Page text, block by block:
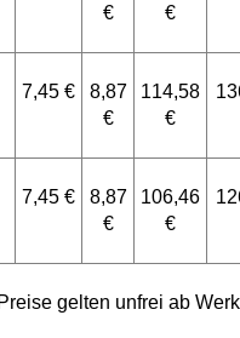
€
€
7,45 €
8,87
€
114,58
€
7,45 €
8,87
€
106,46
€
gelten unfrei ab